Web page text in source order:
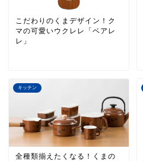
こだわりのくまデザイン！ク
マの可愛いウクレレ「ベアレ
レ」
キッチン
全種類揃えたくなる！くまの